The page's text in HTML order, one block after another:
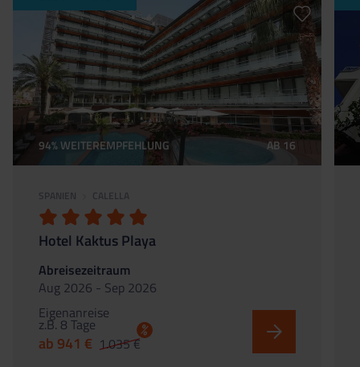
94% WEITEREMPFEHLUNG AB 16
SPANIEN CALELLA
Hotel Kaktus Playa
Abreisezeitraum
Aug 2026 - Sep 2026
Eigenanreise
z.B. 8 Tage
ab 941 € 1.035 €
%